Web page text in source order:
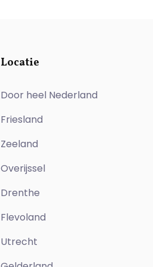
Locatie
Door heel Nederland
Friesland
Zeeland
Overijssel
Drenthe
Flevoland
Utrecht